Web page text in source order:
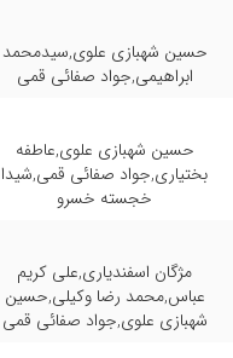
حسین شهبازی علوی,سیدمحمد
ابراهیمی,جواد صفائی قمی
حسین شهبازی علوی,عاطفه
بختیاری,جواد صفائی قمی,شیدا
خجسته خسرو
مژگان اسفندیاری,علی کریم
عباس,محمد رضا وکیلی,حسین
شهبازی علوی,جواد صفائی قمی